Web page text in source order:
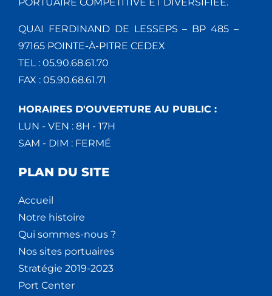
QUAI FERDINAND DE LESSEPS – BP 485 –
97165 POINTE-À-PITRE CEDEX
TEL : 05.90.68.61.70
FAX : 05.90.68.61.71
HORAIRES D'OUVERTURE AU PUBLIC :
LUN - VEN : 8H - 17H
SAM - DIM : FERMÉ
PLAN DU SITE
Accueil
Notre histoire
Qui sommes-nous ?
Nos sites portuaires
Stratégie 2019-2023
Port Center